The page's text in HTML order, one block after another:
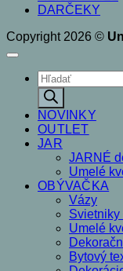
DARČEKY
Copyright 2026 ©
Products
search
NOVINKY
OUTLET
JAR
JARNÉ
Umelé
OBÝVAČKA
Vázy
Svietniky
Umelé
Bytový